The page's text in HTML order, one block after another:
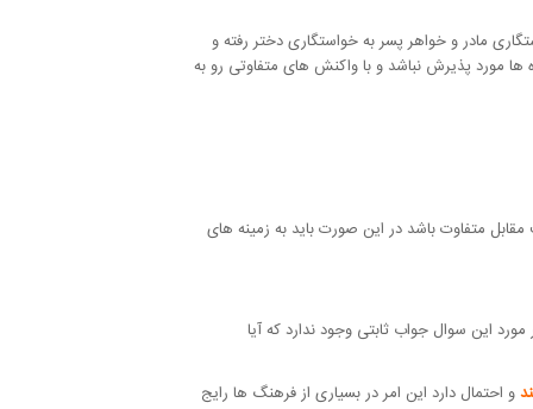
مادر و خواهر پسر به خواستگاری دختر رفته و
مورد پذیرش نباشد و با واکنش های متفاوتی رو به
متفاوت باشد در این صورت باید به زمینه های
این سوال جواب ثابتی وجود ندارد که آیا
و احتمال دارد این امر در بسیاری از فرهنگ ها رایج